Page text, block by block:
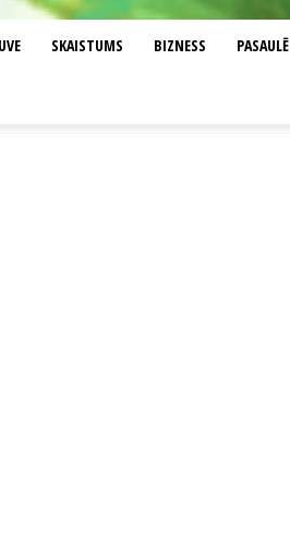
SKAISTUMS BIZNESS PASAULĒ